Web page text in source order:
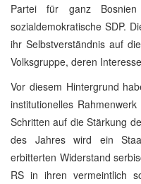
Partei für ganz
sozialdemokratische SDP.
ihr Selbstverständnis auf
Volksgruppe, deren
Vor diesem Hintergrund
institutionelles
Schritten auf die Stärkung
des Jahres wird ein
erbitterten Widerstand
RS in ihren vermeintlich